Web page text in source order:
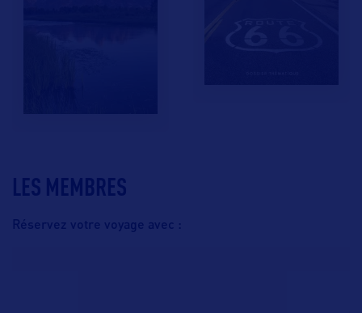
LES MEMBRES
Réservez votre voyage avec :